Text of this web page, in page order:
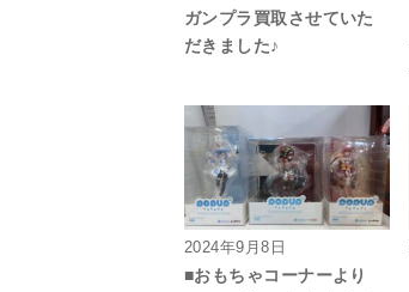
ガンプラ買取させていた
だきました♪
2024年9月8日
■おもちゃコーナーより